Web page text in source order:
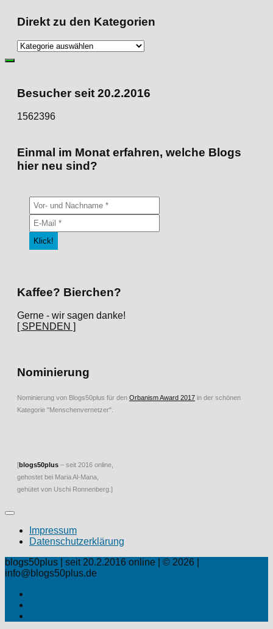
Direkt zu den Kategorien
Direkt
Besucher seit 20.2.2016
1562396
Einmal im Monat erfahren, welche Blogs
hier neu sind?
Kaffee? Bierchen?
Gerne - wir sagen danke!
[ SPENDEN ]
Nominierung
Nominierung von Blogs50plus für den Orbanism Award 2017 in der schönen
Kategorie "Menschenvernetzer".
[blogs50plus – seit 2016 online,
gehostet bei Maria Al-Mana,
gehütet von Uschi Ronnenberg.]
Impressum
Datenschutzerklärung
blogs50plus | seit 20.2.2016 online | © 2026 |
info@blogs50plus.de